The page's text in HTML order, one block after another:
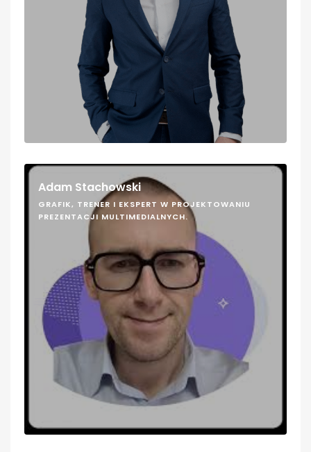
Adam Stachowski
GRAFIK, TRENER I EKSPERT W PROJEKTOWANIU
PREZENTACJI MULTIMEDIALNYCH.